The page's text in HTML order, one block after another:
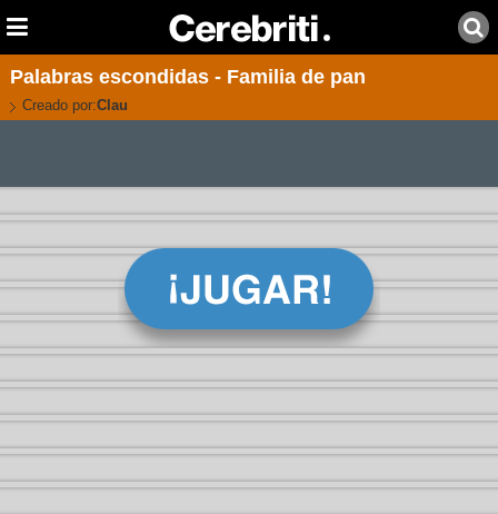
Palabras escondidas - Familia de pan
Creado por:Clau